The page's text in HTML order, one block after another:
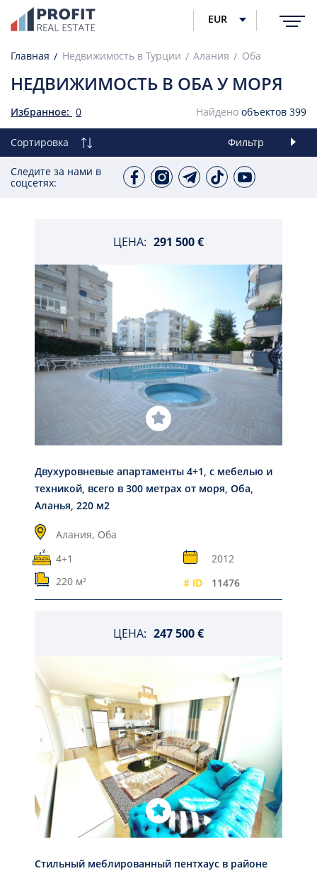
EUR
Главная Недвижимость в Турции Алания Оба
НЕДВИЖИМОСТЬ В ОБА У МОРЯ
Избранное: 0 Найдено объектов 399
Сортировка Фильтр
Следите за нами в
соцсетях:
ЦЕНА: 291 500 €
Двухуровневые апартаменты 4+1, с мебелью и
техникой, всего в 300 метрах от моря, Оба,
Аланья, 220 м2
Алания, Оба
4+1
2012
220 м²
# ID 11476
ЦЕНА: 247 500 €
Стильный меблированный пентхаус в районе